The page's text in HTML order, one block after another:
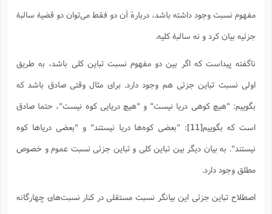
مفهوم نسبت وجود داشته باشد، دربارۀ آن دو فقط می‌توان دو قضیۀ سالبۀ
جزئیه بیان کرد و نه سالبۀ کلیه.
ناگفته پیداست که اگر بین دو مفهوم نسبت تباین کلی باشد، به طریق
اولی نسبت تباین جزئی هم وجود دارد. برای مثال وقتی صادق باشد که
بگوییم: "هیچ کوهی دریا نیست" و "هیچ دریایی کوه نیست"، حتما صادق
است که بگوییم[11]
: "بعضی کوه‌ها دریا نیستند" و "بعضی دریاها کوه
نیستند". به بیان دیگر بین تباین کلی و تباین جزئی نسبت عموم و خصوص
مطلق وجود دارد.
اصطلاح تباین جزئی این بیانگر نسبت مستقلی در کنار نسبت‌های چهارگانه